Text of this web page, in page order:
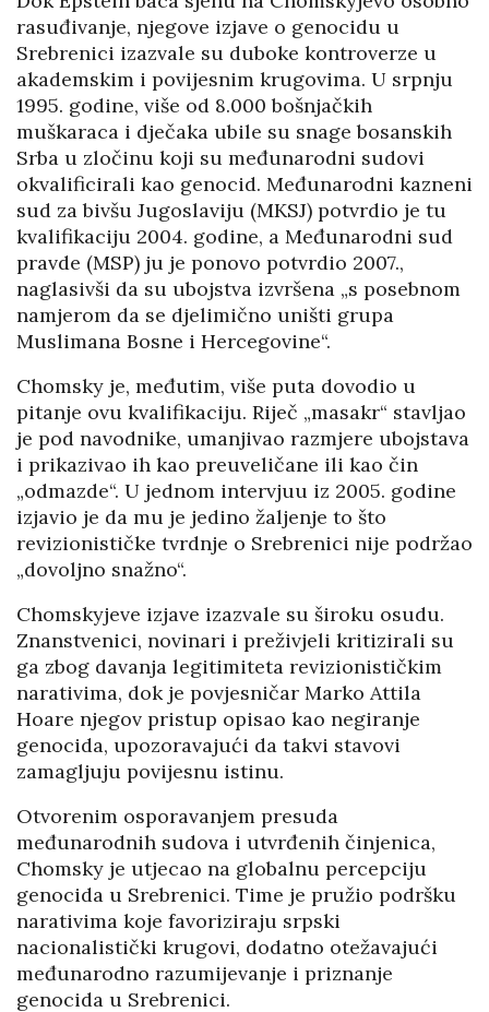
rasuđivanje, njegove izjave o genocidu u
Srebrenici izazvale su duboke kontroverze u
akademskim i povijesnim krugovima. U srpnju
1995. godine, više od 8.000 bošnjačkih
muškaraca i dječaka ubile su snage bosanskih
Srba u zločinu koji su međunarodni sudovi
okvalificirali kao genocid. Međunarodni kazneni
sud za bivšu Jugoslaviju (MKSJ) potvrdio je tu
kvalifikaciju 2004. godine, a Međunarodni sud
pravde (MSP) ju je ponovo potvrdio 2007.,
naglasivši da su ubojstva izvršena „s posebnom
namjerom da se djelimično uništi grupa
Muslimana Bosne i Hercegovine“.
Chomsky je, međutim, više puta dovodio u
pitanje ovu kvalifikaciju. Riječ „masakr“ stavljao
je pod navodnike, umanjivao razmjere ubojstava
i prikazivao ih kao preuveličane ili kao čin
„odmazde“. U jednom intervjuu iz 2005. godine
izjavio je da mu je jedino žaljenje to što
revizionističke tvrdnje o Srebrenici nije podržao
„dovoljno snažno“.
Chomskyjeve izjave izazvale su široku osudu.
Znanstvenici, novinari i preživjeli kritizirali su
ga zbog davanja legitimiteta revizionističkim
narativima, dok je povjesničar Marko Attila
Hoare njegov pristup opisao kao negiranje
genocida, upozoravajući da takvi stavovi
zamagljuju povijesnu istinu.
Otvorenim osporavanjem presuda
međunarodnih sudova i utvrđenih činjenica,
Chomsky je utjecao na globalnu percepciju
genocida u Srebrenici. Time je pružio podršku
narativima koje favoriziraju srpski
nacionalistički krugovi, dodatno otežavajući
međunarodno razumijevanje i priznanje
genocida u Srebrenici.